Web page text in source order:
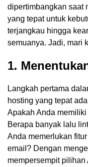
dipertimbangkan saat
yang tepat untuk
terjangkau hingga
semuanya. Jadi, mari
1.
Langkah pertama
hosting yang tepat
Apakah Anda
Berapa banyak lalu
Anda memerlukan
email? Dengan
mempersempit